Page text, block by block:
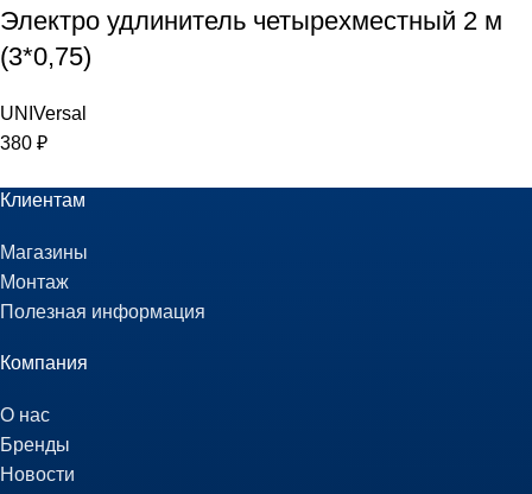
Электро удлинитель четырехместный 2 м
(3*0,75)
UNIVersal
380 ₽
Клиентам
Магазины
Монтаж
Полезная информация
Компания
О нас
Бренды
Новости